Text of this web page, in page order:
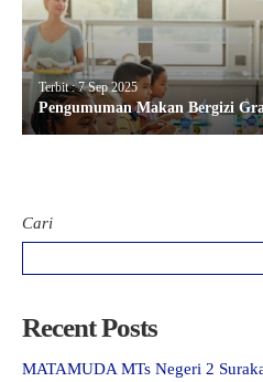
Terbit : 7 Sep 2025
Pengumuman Makan Bergizi
Cari
Recent Posts
MATAMUDA MTs Negeri 2